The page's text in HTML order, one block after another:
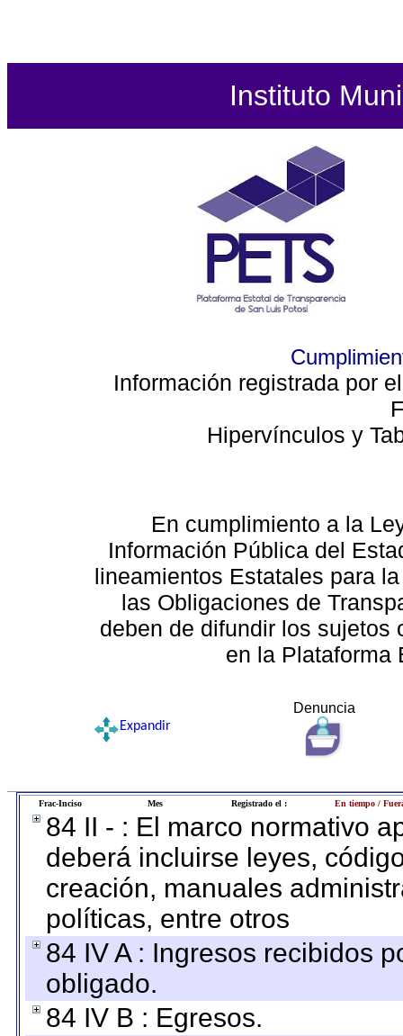
Instituto
Información registrada por
Hipervínculos y
En cumplimiento a la
Información Pública del
lineamientos Estatales para
las Obligaciones de
deben de difundir los sujetos
en la Plataforma
Denuncia
Expandir
Frac-Inciso Mes Registrado el : En tiempo /
84 II - : El marco normativo
deberá incluirse leyes,
creación, manuales
políticas, entre otros
84 IV A : Ingresos recibidos
obligado.
84 IV B : Egresos.